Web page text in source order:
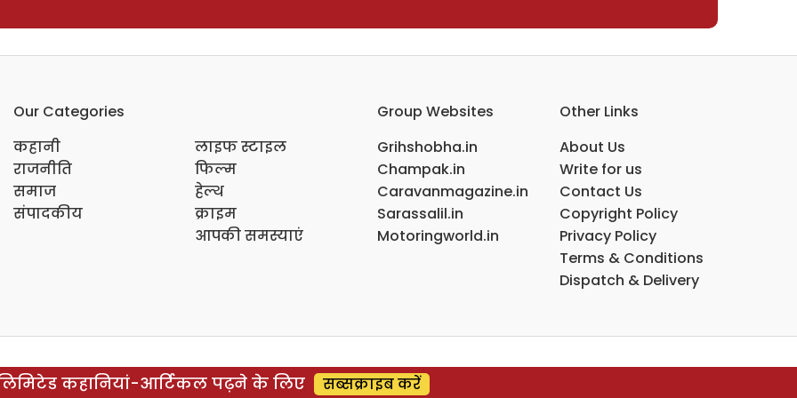
Our Categories
कहानी
राजनीति
समाज
संपादकीय
लाइफ स्टाइल
फिल्म
हेल्थ
क्राइम
आपकी समस्याएं
Group Websites
Grihshobha.in
Champak.in
Caravanmagazine.in
Sarassalil.in
Motoringworld.in
Other Links
About Us
Write for us
Contact Us
Copyright Policy
Privacy Policy
Terms & Conditions
Dispatch & Delivery
कहानियां-आर्टिकल पढ़ने के लिए सब्सक्राइब करें